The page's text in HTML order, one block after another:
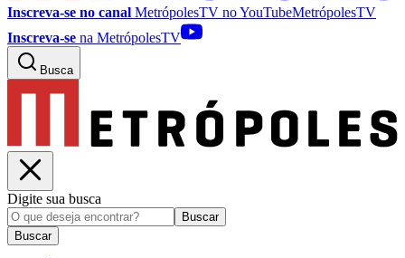
Inscreva-se no canal MetrópolesTV noYouTubeMetrópolesTV
Inscreva-se na MetrópolesTV
Busca
Digite sua busca
Buscar
Buscar